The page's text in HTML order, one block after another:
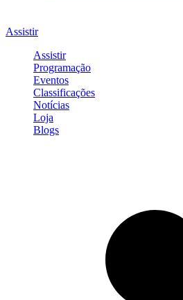
Assistir
Assistir
Programação
Eventos
Classificações
Notícias
Loja
Blogs